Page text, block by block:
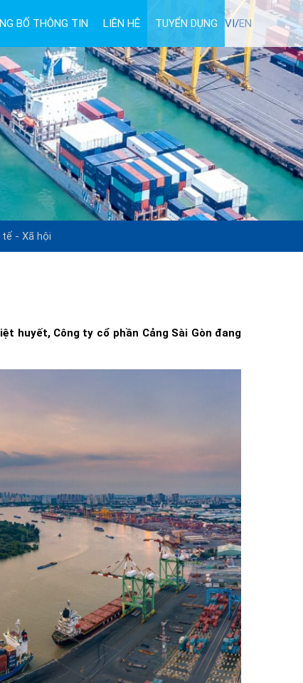
BỐ THÔNG TIN LIÊN HỆ TUYỂN DỤNG VI/EN
tế - Xã hội
huyết, Công ty cổ phần Cảng Sài Gòn đang